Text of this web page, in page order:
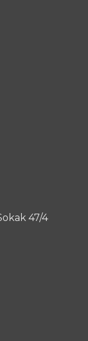
47/4